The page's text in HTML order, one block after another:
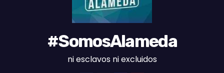
#SomosAlameda
ni esclavos ni excluidos